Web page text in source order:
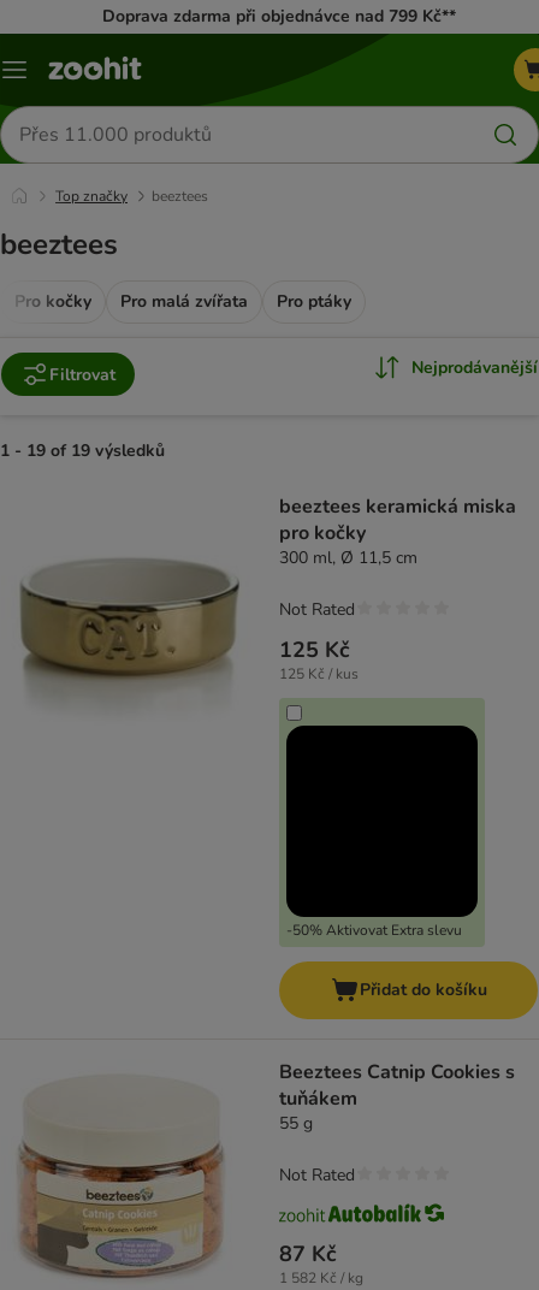
Doprava zdarma při objednávce nad 799 Kč**
Menu
Hledat
produkty
Top značky beeztees
beeztees
Pro kočky Pro malá zvířata Pro ptáky
Filtrovat Nejprodávanější
1 - 19 of 19 výsledků
beeztees keramická miska
pro kočky
300 ml, Ø 11,5 cm
125 Kč
125 Kč / kus
-50% Aktivovat Extra slevu
Not Rated
Přidat do košíku
Beeztees Catnip Cookies s
tuňákem
55 g
87 Kč
1 582 Kč / kg
Not Rated